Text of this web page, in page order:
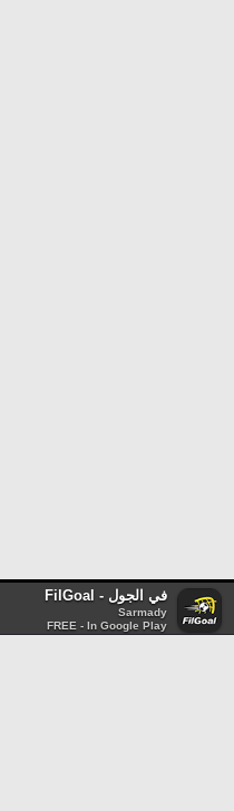
في الجول - FilGoal
Sarmady
FREE - In Google Play